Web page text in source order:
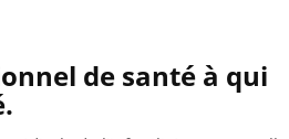
de santé à qui